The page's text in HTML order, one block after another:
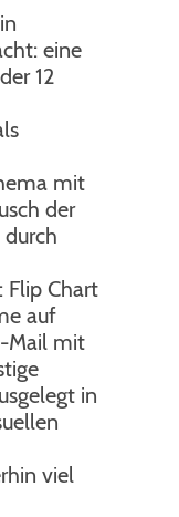
eine
12
mit
der
Flip Chart
auf
Mail mit
in
viel